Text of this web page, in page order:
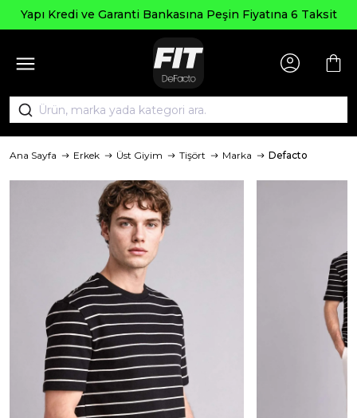
Kredi ve Garanti Bankasına Peşin Fiyatına 6 Taksit
Ana Sayfa Erkek Üst Giyim Tişört Marka Defacto